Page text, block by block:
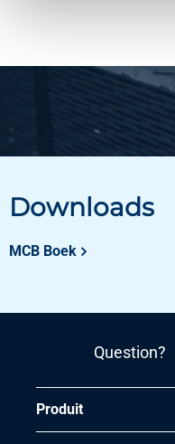
Downloads
MCB Boek
Question?
Produit